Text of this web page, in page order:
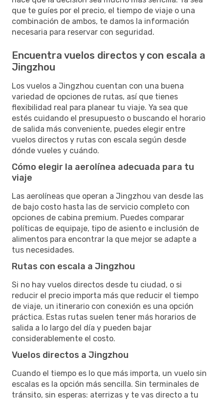
que te guíes por el precio, el tiempo de viaje o una
combinación de ambos, te damos la información
necesaria para reservar con seguridad.
Encuentra vuelos directos y con escala a
Jingzhou
Los vuelos a Jingzhou cuentan con una buena
variedad de opciones de rutas, así que tienes
flexibilidad real para planear tu viaje. Ya sea que
estés cuidando el presupuesto o buscando el horario
de salida más conveniente, puedes elegir entre
vuelos directos y rutas con escala según desde
dónde vueles y cuándo.
Cómo elegir la aerolínea adecuada para tu
viaje
Las aerolíneas que operan a Jingzhou van desde las
de bajo costo hasta las de servicio completo con
opciones de cabina premium. Puedes comparar
políticas de equipaje, tipo de asiento e inclusión de
alimentos para encontrar la que mejor se adapte a
tus necesidades.
Rutas con escala a Jingzhou
Si no hay vuelos directos desde tu ciudad, o si
reducir el precio importa más que reducir el tiempo
de viaje, un itinerario con conexión es una opción
práctica. Estas rutas suelen tener más horarios de
salida a lo largo del día y pueden bajar
considerablemente el costo.
Vuelos directos a Jingzhou
Cuando el tiempo es lo que más importa, un vuelo sin
escalas es la opción más sencilla. Sin terminales de
tránsito, sin esperas: aterrizas y te vas directo a tu